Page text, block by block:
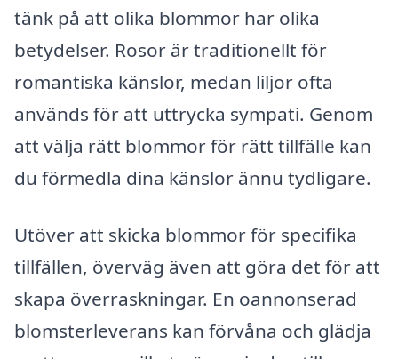
tänk på att olika blommor har olika
betydelser. Rosor är traditionellt för
romantiska känslor, medan liljor ofta
används för att uttrycka sympati. Genom
att välja rätt blommor för rätt tillfälle kan
du förmedla dina känslor ännu tydligare.
Utöver att skicka blommor för specifika
tillfällen, överväg även att göra det för att
skapa överraskningar. En oannonserad
blomsterleverans kan förvåna och glädja